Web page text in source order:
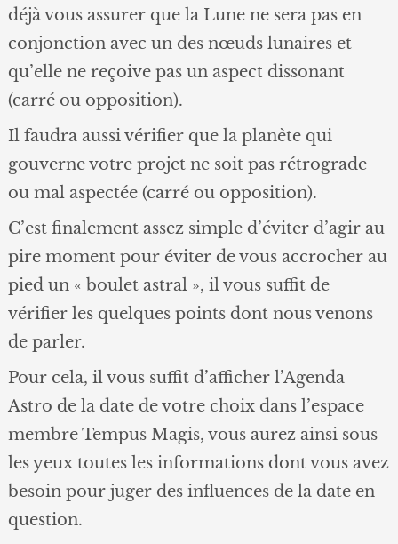
déjà vous assurer que la Lune ne sera pas en
conjonction avec un des nœuds lunaires et
qu’elle ne reçoive pas un aspect dissonant
(carré ou opposition).
Il faudra aussi vérifier que la planète qui
gouverne votre projet ne soit pas rétrograde
ou mal aspectée (carré ou opposition).
C’est finalement assez simple d’éviter d’agir au
pire moment pour éviter de vous accrocher au
pied un « boulet astral », il vous suffit de
vérifier les quelques points dont nous venons
de parler.
Pour cela, il vous suffit d’afficher l’Agenda
Astro de la date de votre choix dans l’espace
membre Tempus Magis, vous aurez ainsi sous
les yeux toutes les informations dont vous avez
besoin pour juger des influences de la date en
question.